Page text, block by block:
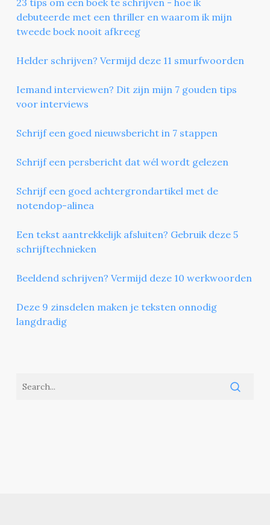
23 tips om een boek te schrijven - hoe ik
debuteerde met een thriller en waarom ik mijn
tweede boek nooit afkreeg
Helder schrijven? Vermijd deze 11 smurfwoorden
Iemand interviewen? Dit zijn mijn 7 gouden tips
voor interviews
Schrijf een goed nieuwsbericht in 7 stappen
Schrijf een persbericht dat wél wordt gelezen
Schrijf een goed achtergrondartikel met de
notendop-alinea
Een tekst aantrekkelijk afsluiten? Gebruik deze 5
schrijftechnieken
Beeldend schrijven? Vermijd deze 10 werkwoorden
Deze 9 zinsdelen maken je teksten onnodig
langdradig